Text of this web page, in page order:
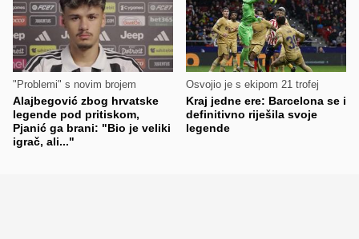
"Problemi" s novim brojem
Alajbegović zbog hrvatske
legende pod pritiskom,
Pjanić ga brani: "Bio je veliki
igrač, ali..."
Osvojio je s ekipom 21 trofej
Kraj jedne ere: Barcelona se i
definitivno riješila svoje
legende